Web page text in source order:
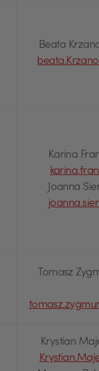
Beata
Karina
Joanna
Tomasz
Krystian